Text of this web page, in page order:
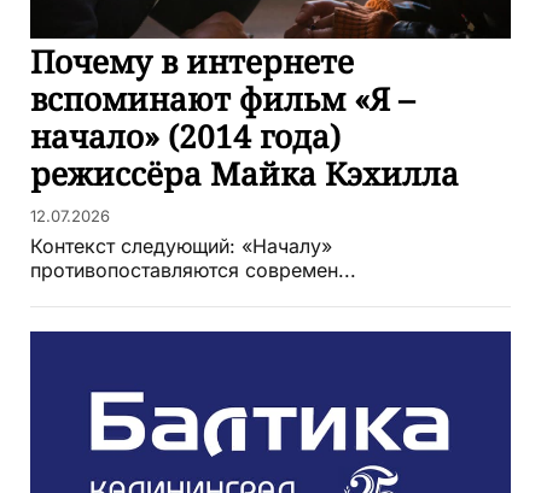
Почему в интернете
вспоминают фильм «Я –
начало» (2014 года)
режиссёра Майка Кэхилла
12.07.2026
Контекст следующий: «Началу»
противопоставляются современ...